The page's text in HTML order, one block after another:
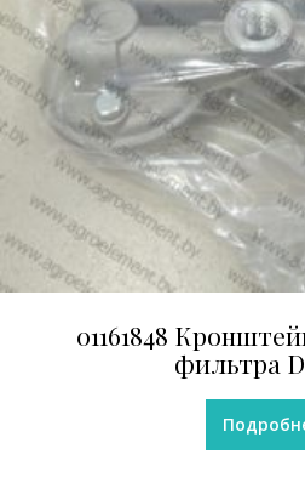
01161848
фильтра